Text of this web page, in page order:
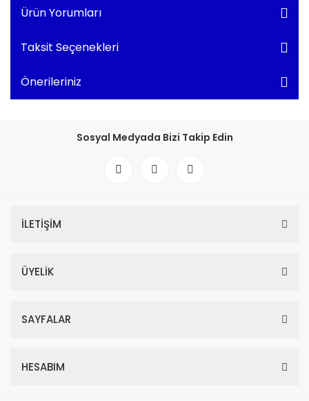
Ürün Yorumları
Taksit Seçenekleri
Önerileriniz
Sosyal Medyada Bizi Takip Edin
İLETİŞİM
ÜYELİK
SAYFALAR
HESABIM